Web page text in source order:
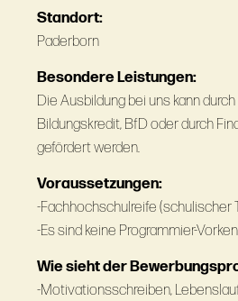
Standort:
Paderborn
Besondere Leistungen:
Die Ausbildung bei uns kann durch
Bildungskredit, BfD oder durch
gefördert werden.
Voraussetzungen:
-Fachhochschulreife (schulischer
-Es sind keine Programmier-
Wie sieht der
-Motivationsschreiben,